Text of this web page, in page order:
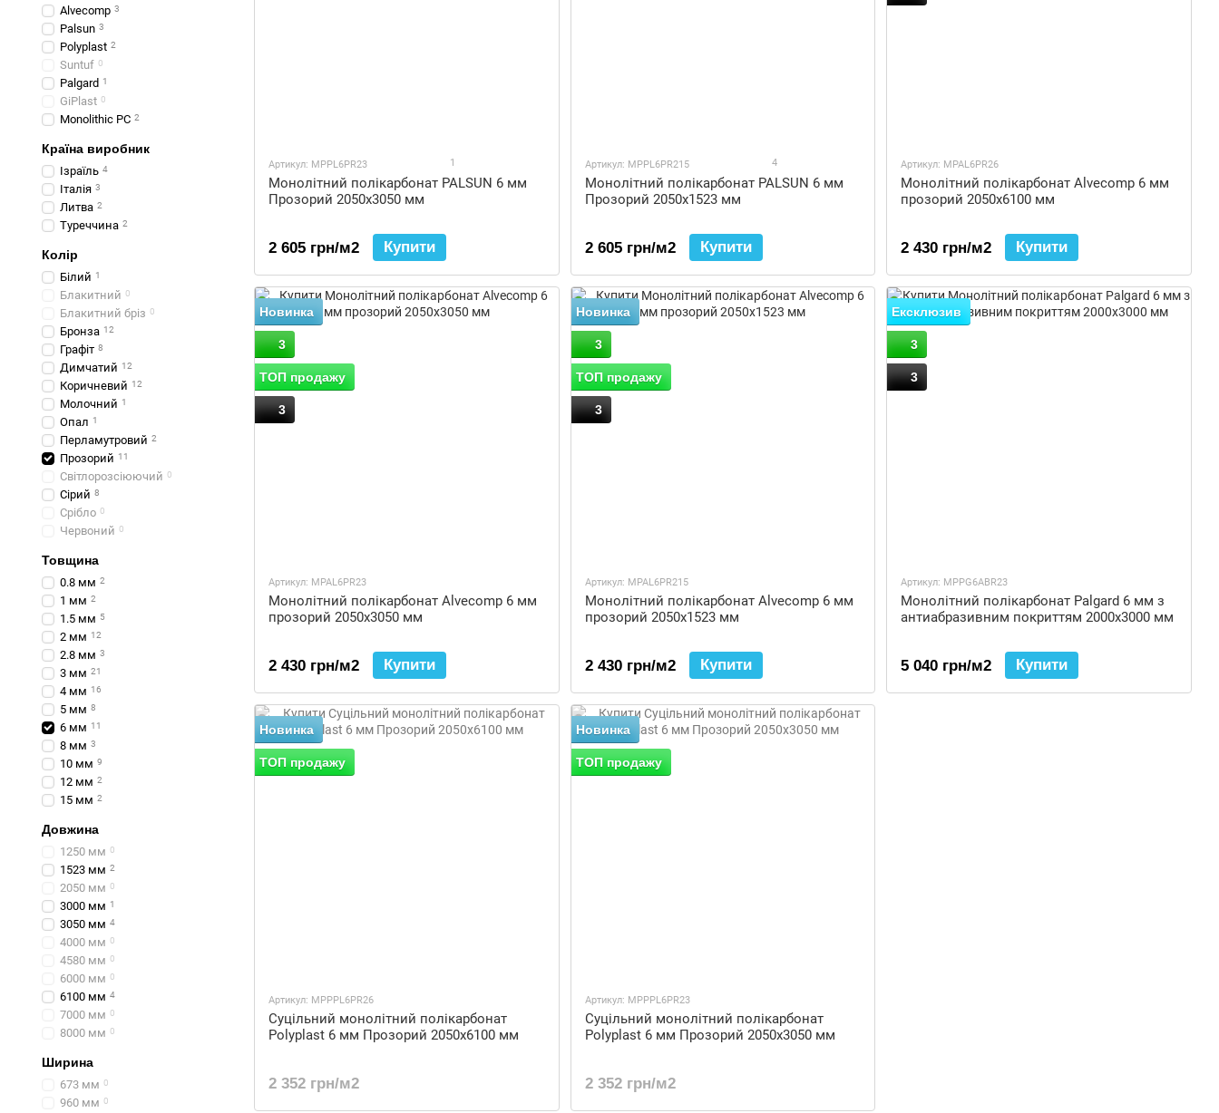
Артикул: MPPL6PR23 1
Монолітний полікарбонат PALSUN 6 мм
Прозорий 2050x3050 мм
2 605 грн/м2 Купити
Артикул: MPPL6PR215 4
Монолітний полікарбонат PALSUN 6 мм
Прозорий 2050x1523 мм
2 605 грн/м2 Купити
Артикул: MPAL6PR26
Монолітний полікарбонат Alvecomp 6 мм
прозорий 2050x6100 мм
2 430 грн/м2 Купити
Новинка
3
ТОП продажу
3
Артикул: MPAL6PR23
Монолітний полікарбонат Alvecomp 6 мм
прозорий 2050x3050 мм
2 430 грн/м2 Купити
Новинка
3
ТОП продажу
3
Артикул: MPAL6PR215
Монолітний полікарбонат Alvecomp 6 мм
прозорий 2050x1523 мм
2 430 грн/м2 Купити
Ексклюзив
3
3
Артикул: MPPG6ABR23
Монолітний полікарбонат Palgard 6 мм з
антиабразивним покриттям 2000x3000 мм
5 040 грн/м2 Купити
Новинка
ТОП продажу
Артикул: MPPPL6PR26
Суцільний монолітний полікарбонат
Polyplast 6 мм Прозорий 2050x6100 мм
2 352 грн/м2
Новинка
ТОП продажу
Артикул: MPPPL6PR23
Суцільний монолітний полікарбонат
Polyplast 6 мм Прозорий 2050x3050 мм
2 352 грн/м2
Alvecomp 3
Palsun 3
Polyplast 2
Suntuf 0
Palgard 1
GiPlast 0
Monolithic PC 2
Країна виробник
Ізраїль 4
Італія 3
Литва 2
Туреччина 2
Колір
Білий 1
Блакитний 0
Блакитний бріз 0
Бронза 12
Графіт 8
Димчатий 12
Коричневий 12
Молочний 1
Опал 1
Перламутровий 2
Прозорий 11
Світлорозсіюючий 0
Сірий 8
Срібло 0
Червоний 0
Товщина
0.8 мм 2
1 мм 2
1.5 мм 5
2 мм 12
2.8 мм 3
3 мм 21
4 мм 16
5 мм 8
6 мм 11
8 мм 3
10 мм 9
12 мм 2
15 мм 2
Довжина
1250 мм 0
1523 мм 2
2050 мм 0
3000 мм 1
3050 мм 4
4000 мм 0
4580 мм 0
6000 мм 0
6100 мм 4
7000 мм 0
8000 мм 0
Ширина
673 мм 0
960 мм 0